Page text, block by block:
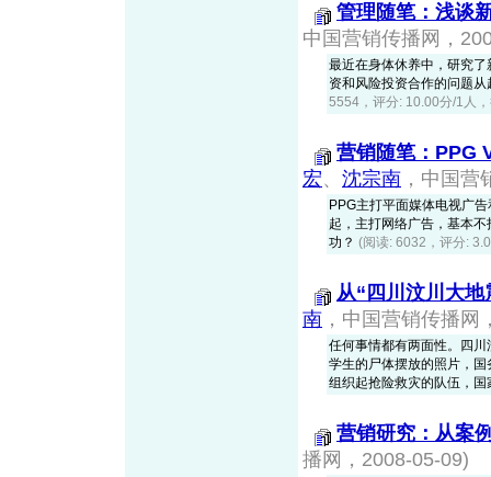
管理随笔：浅谈
中国营销传播网，
最近在身体休养中，研究
资和风险投资合作的问题
5554，评分: 10.00分/1人
营销随笔：PPG
宏、 沈宗南 ，中国
PPG主打平面媒体电视广
起，主打网络广告，基本
功？ (阅读: 6032，评分:
从“四川汶川大
南 ，中国营销传播网
任何事情都有两面性。四
学生的尸体摆放的照片，
组织起抢险救灾的队伍，
营销研究：从案
播网，2008-05-09)